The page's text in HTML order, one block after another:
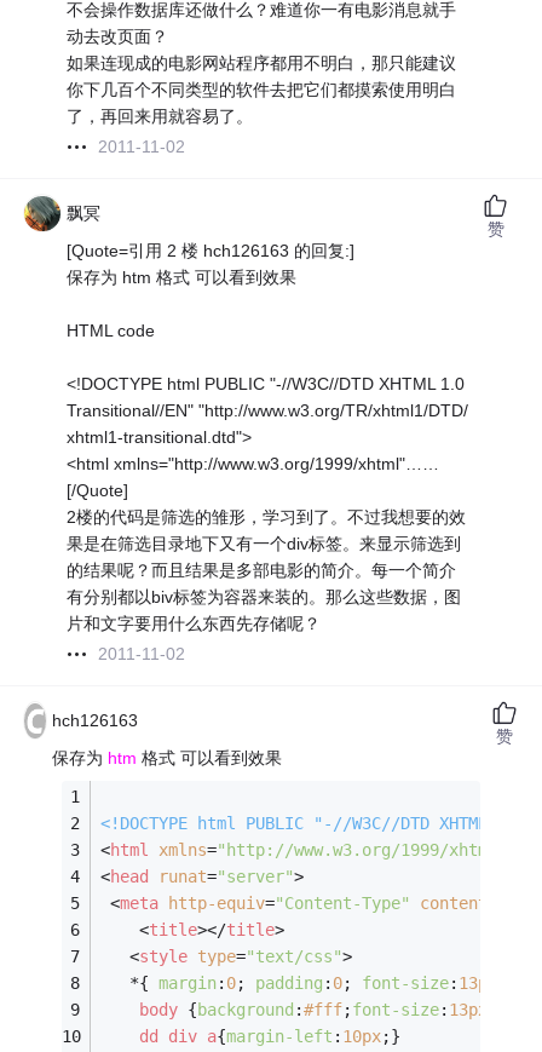
不会操作数据库还做什么？难道你一有电影消息就手
动去改页面？
如果连现成的电影网站程序都用不明白，那只能建议
你下几百个不同类型的软件去把它们都摸索使用明白
了，再回来用就容易了。
2011-11-02
飘冥
[Quote=引用 2 楼 hch126163 的回复:]
保存为 htm 格式 可以看到效果
HTML code
<!DOCTYPE html PUBLIC "-//W3C//DTD XHTML 1.0
Transitional//EN" "http://www.w3.org/TR/xhtml1/DTD/
xhtml1-transitional.dtd">
<html xmlns="http://www.w3.org/1999/xhtml"……
[/Quote]
2楼的代码是筛选的雏形，学习到了。不过我想要的效
果是在筛选目录地下又有一个div标签。来显示筛选到
的结果呢？而且结果是多部电影的简介。每一个简介
有分别都以biv标签为容器来装的。那么这些数据，图
片和文字要用什么东西先存储呢？
2011-11-02
赞
hch126163
保存为 htm 格式 可以看到效果
<!DOCTYPE html PUBLIC
"-//W3C//DTD XHTML
<html xmlns="http://www.w3.org/1999/xhtml"
<head runat="server">
<meta http-equiv="Content-Type" content
<title></title>
<style type="text/css">
   *{
margin: 0; padding : 0; font-size: 13px
body {background :#fff;font-size: 13px
dd
div a{margin-left : 10px;}
赞